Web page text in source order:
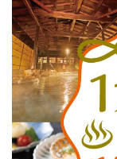
津
軽
西
海
岸